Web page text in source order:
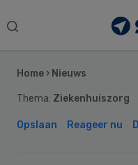
Search
Home › Nieuws
Thema: Ziekenhuiszorg
Opslaan Reageer nu
Sidebar